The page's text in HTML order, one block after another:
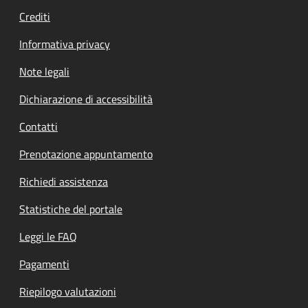
Crediti
Informativa privacy
Note legali
Dichiarazione di accessibilità
Contatti
Prenotazione appuntamento
Richiedi assistenza
Statistiche del portale
Leggi le FAQ
Pagamenti
Riepilogo valutazioni